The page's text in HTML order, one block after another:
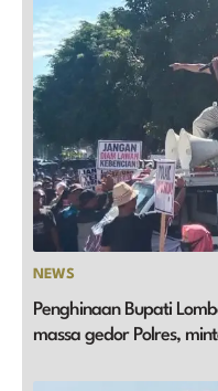
NEWS
Penghinaan Bupati
massa gedor Polres,